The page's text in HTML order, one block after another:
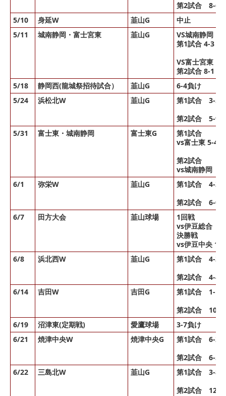
第2試合 8-6
5/10
身延W 韮山G
中止
5/11
城南静岡・富士宮東 韮山G
VS城南静岡
第1試合 4-3 負
VS富士宮東
第2試合 8-1 勝
5/18
静岡西(龍城祭招待試合） 韮山G
6-4負け
5/24
浜松北W 韮山G
第1試合 3-5
第2試合 5-9
5/31
富士東・城南静岡 富士東G
第1試合
vs富士東 5-4
第2試合
vs城南静岡
6/1
弥栄W 韮山G
第1試合 4-3
第2試合 6-0
6/7
田方大会 韮山球場
1回戦
vs伊豆総合
決勝戦
vs伊豆中央 1-
6/8
浜北西W 韮山G
第1試合 4-3
第2試合 4-4
6/14
吉田W 吉田G
第1試合 1-10
第2試合 10-
6/19
沼津東(定期戦) 愛鷹球場
3-7負け
6/21
焼津中央W 焼津中央G
第1試合 6-2
第2試合 6-5
6/22
三島北W 韮山G
第1試合 3-8
第2試合 12-1